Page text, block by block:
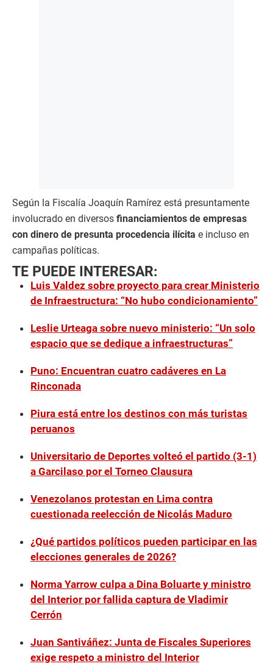
Según la Fiscalía Joaquín Ramírez está presuntamente
involucrado en diversos financiamientos de empresas
con dinero de presunta procedencia ilícita e incluso en
campañas políticas.
TE PUEDE INTERESAR:
Luis Valdez sobre proyecto para crear Ministerio
de Infraestructura: “No hubo condicionamiento”
Leslie Urteaga sobre nuevo ministerio: “Un solo
espacio que se dedique a infraestructuras”
Puno: Encuentran cuatro cadáveres en La
Rinconada
Piura está entre los destinos con más turistas
peruanos
Universitario de Deportes volteó el partido (3-1)
a Garcilaso por el Torneo Clausura
Venezolanos protestan en Lima contra
cuestionada reelección de Nicolás Maduro
¿Qué partidos políticos pueden participar en las
elecciones generales de 2026?
Norma Yarrow culpa a Dina Boluarte y ministro
del Interior por fallida captura de Vladimir
Cerrón
Juan Santiváñez: Junta de Fiscales Superiores
exige respeto a ministro del Interior